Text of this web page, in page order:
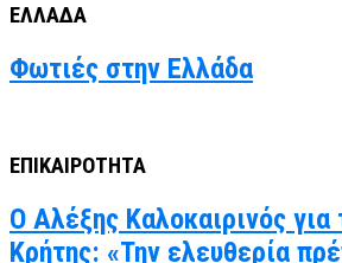
ΕΛΛΑΔΑ
Φωτιές στην Ελλάδα
ΕΠΙΚΑΙΡΟΤΗΤΑ
Ο Αλέξης Καλοκαιρινός
Κρήτης: «Την ελευθερία